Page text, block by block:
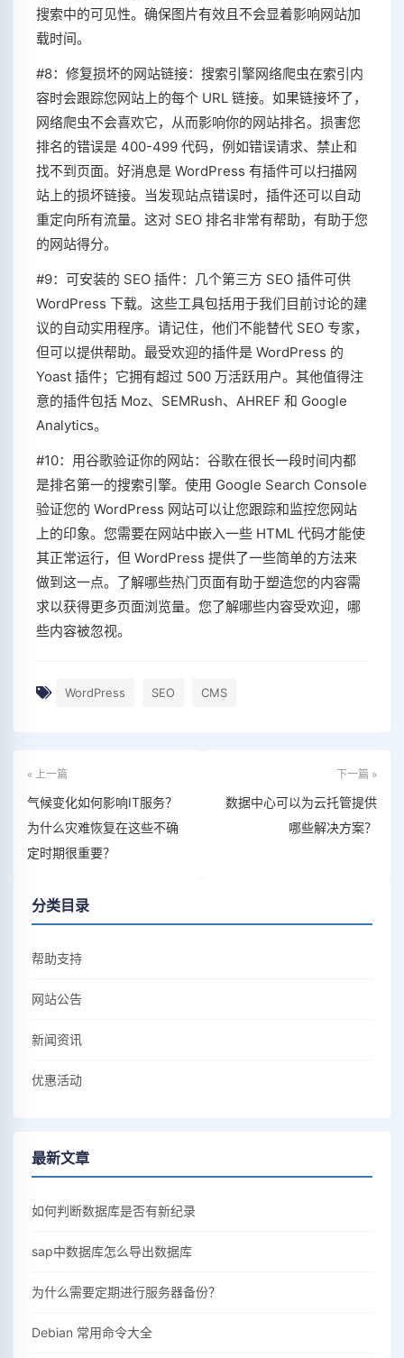
搜索中的可见性。确保图片有效且不会显着影响网站加
载时间。
#8：修复损坏的网站链接：搜索引擎网络爬虫在索引内
容时会跟踪您网站上的每个 URL 链接。如果链接坏了，
网络爬虫不会喜欢它，从而影响你的网站排名。损害您
排名的错误是 400-499 代码，例如错误请求、禁止和
找不到页面。好消息是 WordPress 有插件可以扫描网
站上的损坏链接。当发现站点错误时，插件还可以自动
重定向所有流量。这对 SEO 排名非常有帮助，有助于您
的网站得分。
#9：可安装的 SEO 插件：几个第三方 SEO 插件可供
WordPress 下载。这些工具包括用于我们目前讨论的建
议的自动实用程序。请记住，他们不能替代 SEO 专家，
但可以提供帮助。最受欢迎的插件是 WordPress 的
Yoast 插件；它拥有超过 500 万活跃用户。其他值得注
意的插件包括 Moz、SEMRush、AHREF 和 Google
Analytics。
#10：用谷歌验证你的网站：谷歌在很长一段时间内都
是排名第一的搜索引擎。使用 Google Search Console
验证您的 WordPress 网站可以让您跟踪和监控您网站
上的印象。您需要在网站中嵌入一些 HTML 代码才能使
其正常运行，但 WordPress 提供了一些简单的方法来
做到这一点。了解哪些热门页面有助于塑造您的内容需
求以获得更多页面浏览量。您了解哪些内容受欢迎，哪
些内容被忽视。
WordPress SEO CMS
« 上一篇
气候变化如何影响IT服务？
为什么灾难恢复在这些不确
定时期很重要？
下一篇 »
数据中心可以为云托管提供
哪些解决方案？
分类目录
帮助支持
网站公告
新闻资讯
优惠活动
最新文章
如何判断数据库是否有新纪录
sap中数据库怎么导出数据库
为什么需要定期进行服务器备份？
Debian 常用命令大全